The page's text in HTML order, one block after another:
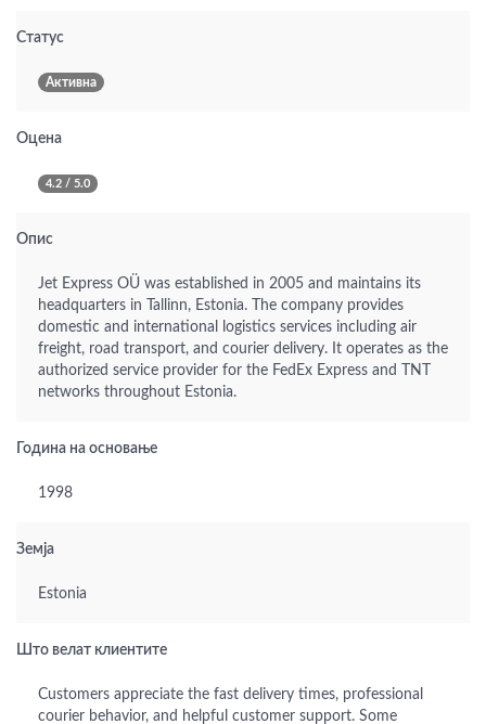
Статус
Активна
Оцена
4.2 / 5.0
Опис
Jet Express OÜ was established in 2005 and maintains its
headquarters in Tallinn, Estonia. The company provides
domestic and international logistics services including air
freight, road transport, and courier delivery. It operates as the
authorized service provider for the FedEx Express and TNT
networks throughout Estonia.
Година на основање
1998
Земја
Estonia
Што велат клиентите
Customers appreciate the fast delivery times, professional
courier behavior, and helpful customer support. Some